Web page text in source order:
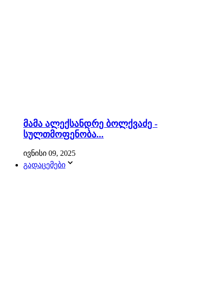
მამა ალექსანდრე ბოლქვაძე -
სულთმოფენობა...
ივნისი 09, 2025
გადაცემები